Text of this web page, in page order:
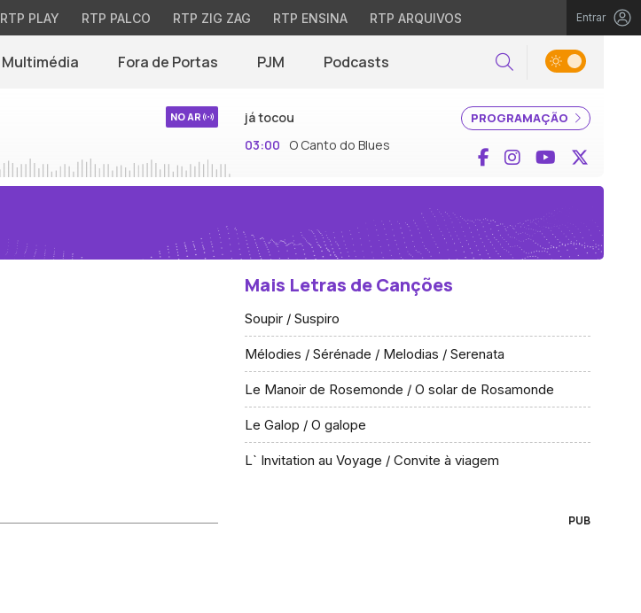
RTP PLAY RTP PALCO RTP ZIG ZAG RTP ENSINA RTP ARQUIVOS Entrar
Multimédia Fora de Portas PJM Podcasts Pesquisar
NO AR PROGRAMAÇÃO
já tocou
03:00
O Canto do Blues Facebook
InstagramYouTube
Mais Letras de Canções
Soupir / Suspiro
Mélodies / Sérénade / Melodias / Serenata
Le Manoir de Rosemonde / O solar de Rosamonde
Le Galop / O galope
L` Invitation au Voyage / Convite à viagem
PUB